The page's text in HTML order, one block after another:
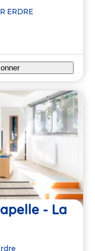
ERDRE
- La